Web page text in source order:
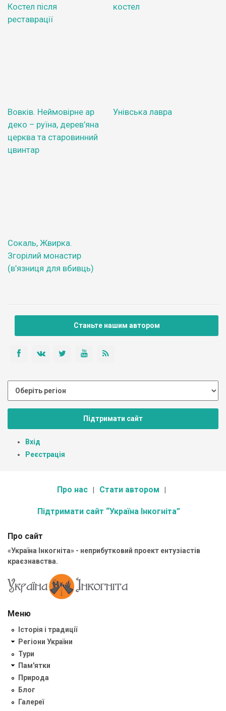
Костел після
реставрації
костел
Вовків. Неймовірне ар
деко – руїна, дерев’яна
церква та старовинний
цвинтар
Унівська лавра
Сокаль, Жвирка.
Згорілий монастир
(в’язниця для вбивць)
Станьте нашим автором
Підтримати сайт
Вхід
Реєстрація
Про нас Стати автором
Підтримати сайт “Україна Інкогніта”
Про сайт
«Україна Інкогніта» - неприбутковий проект ентузіастів
краєзнавства.
Меню
Історія і традиції
Регіони України
Тури
Пам'ятки
Природа
Блог
Галереї